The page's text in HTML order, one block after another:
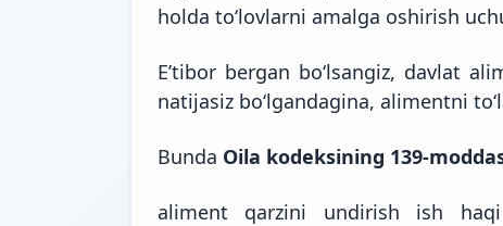
holda to‘lovlarni amalga oshirish
E’tibor bergan bo‘lsangiz, davlat
natijasiz bo‘lgandagina, alimentni
Bunda Oila kodeksining 139-
aliment qarzini undirish ish